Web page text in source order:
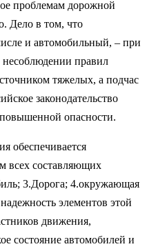
проблемам дорожной
Дело в том, что
и автомобильный, – при
правил
тяжелых, а подчас
законодательство
опасности.
обеспечивается
всех составляющих
3.Дорога; 4.окружающая
элементов этой
движения,
состояние автомобилей и